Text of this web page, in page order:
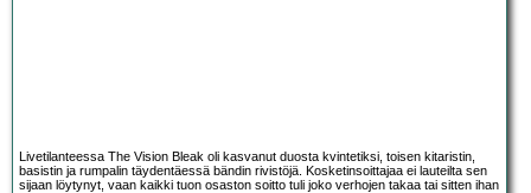
Livetilanteessa The Vision Bleak oli kasvanut duosta kvintetiksi, toisen kitaristin,
basistin ja rumpalin täydentäessä bändin rivistöjä. Kosketinsoittajaa ei lauteilta sen
sijaan löytynyt, vaan kaikki tuon osaston soitto tuli joko verhojen takaa tai sitten ihan